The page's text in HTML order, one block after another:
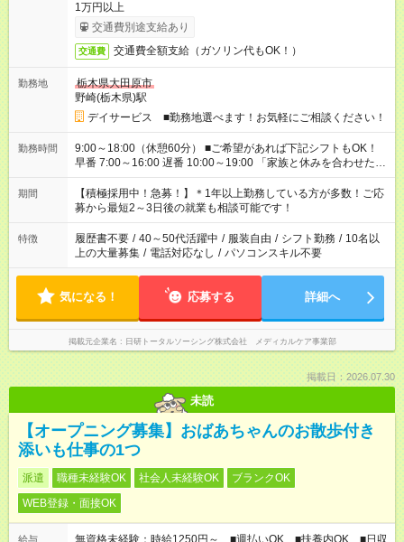
1万円以上
交通費別途支給あり
交通費 交通費全額支給（ガソリン代もOK！）
勤務地
栃木県大田原市
野崎(栃木県)駅
デイサービス ■勤務地選べます！お気軽にご相談ください！
勤務時間
9:00～18:00（休憩60分） ■ご希望があれば下記シフトもOK！
早番 7:00～16:00 遅番 10:00～19:00 「家族と休みを合わせた
い」 「余裕を持って夕飯の準備がしたい」 「できれば残業はし
たくない」 など、ご希望を教えてくださいね。 ※Wワーク希望
の方へ 今ご覧のお仕事で希望する勤務時間と、もう1つのお仕事
の勤務時間。 合計で週40時間を超える場合は応募できません。
期間
【積極採用中！急募！】＊1年以上勤務している方が多数！ご応
募から最短2～3日後の就業も相談可能です！
特徴 履歴書不要 / 40～50代活躍中 / 服装自由 / シフト勤務 / 10名以
上の大量募集 / 電話対応なし / パソコンスキル不要
気になる！ 応募する 詳細へ
掲載元企業名 日研トータルソーシング株式会社 メディカルケア事業部
掲載日：2026.07.30
未読
【オープニング募集】おばあちゃんのお散歩付き
添いも仕事の1つ
派遣 職種未経験OK 社会人未経験OK
ブランクOK
WEB登録・面接OK
給与
無資格未経験：時給1250円～ ■週払いOK ■扶養内OK ■日収